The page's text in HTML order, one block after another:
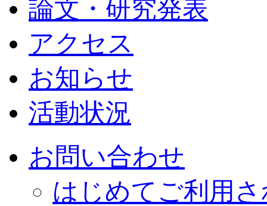
論文・研究発表
アクセス
お知らせ
活動状況
お問い合わせ
はじめてご利用